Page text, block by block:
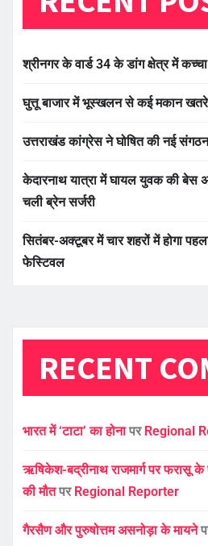
श्रीनगर के वार्ड 34 के डांग क्षेत्र में
घुत्तू बाजार में भूस्खलन से कई मकान खतरे
उत्तराखंड कांग्रेस ने घोषित की नई
केदारनाथ यात्रा में घायल युवक की बेस
चली ब्रेन सर्जरी
सितंबर-अक्टूबर में चार शहरों में होगा
फेस्टिवल
RECENT
भारत में ‘टाटा’ का होनापर Regional
ऋषिकेश-बद्रीनाथ राजमार्ग पर फरासू
की मौतपर Regional Reporter
गैरसैण और पुरुषोत्तम असनोड़ा के मायने